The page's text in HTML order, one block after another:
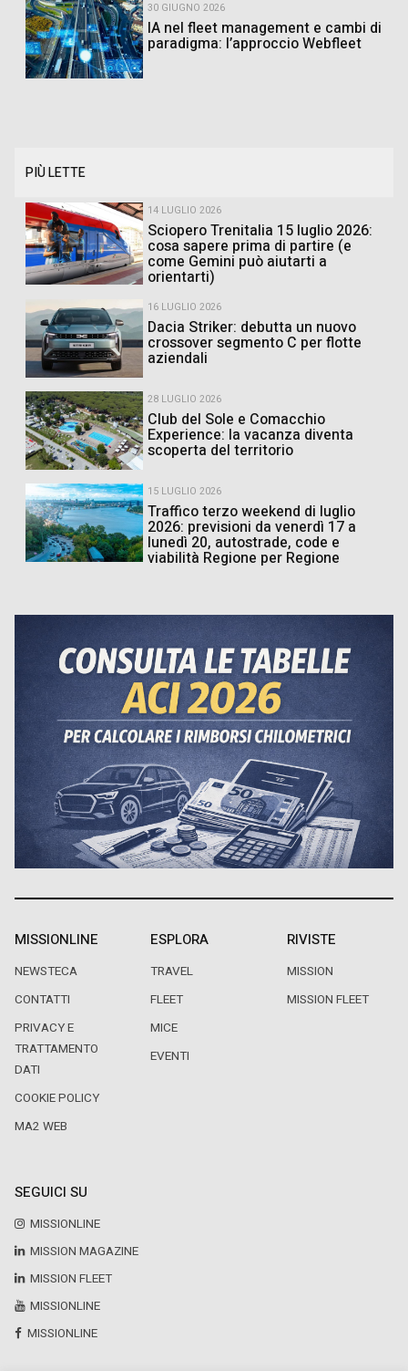
30 GIUGNO 2026
IA nel fleet management e cambi di
paradigma: l’approccio Webfleet
PIÙ LETTE
14 LUGLIO 2026
Sciopero Trenitalia 15 luglio 2026:
cosa sapere prima di partire (e
come Gemini può aiutarti a
orientarti)
16 LUGLIO 2026
Dacia Striker: debutta un nuovo
crossover segmento C per flotte
aziendali
28 LUGLIO 2026
Club del Sole e Comacchio
Experience: la vacanza diventa
scoperta del territorio
15 LUGLIO 2026
Traffico terzo weekend di luglio
2026: previsioni da venerdì 17 a
lunedì 20, autostrade, code e
viabilità Regione per Regione
MISSIONLINE
NEWSTECA
CONTATTI
PRIVACY E
TRATTAMENTO
DATI
COOKIE POLICY
MA2 WEB
ESPLORA
TRAVEL
FLEET
MICE
EVENTI
RIVISTE
MISSION
MISSION FLEET
SEGUICI SU
MISSIONLINE
MISSION MAGAZINE
MISSION FLEET
MISSIONLINE
MISSIONLINE